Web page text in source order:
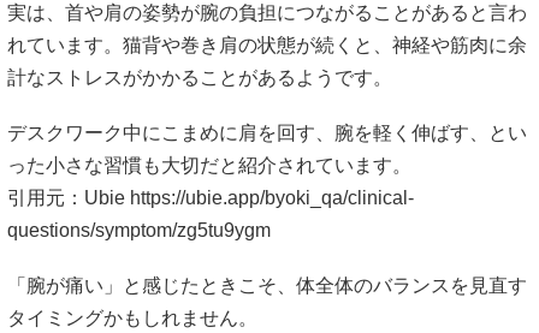
実は、首や肩の姿勢が腕の負担につながることがあると言わ
れています。猫背や巻き肩の状態が続くと、神経や筋肉に余
計なストレスがかかることがあるようです。
デスクワーク中にこまめに肩を回す、腕を軽く伸ばす、とい
った小さな習慣も大切だと紹介されています。
引用元：Ubie https://ubie.app/byoki_qa/clinical-
questions/symptom/zg5tu9ygm
「腕が痛い」と感じたときこそ、体全体のバランスを見直す
タイミングかもしれません。